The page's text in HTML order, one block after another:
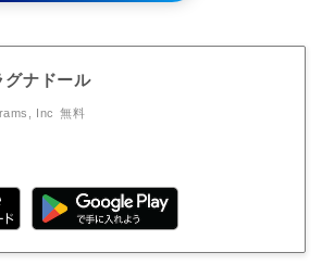
グナドール
Inc 無料